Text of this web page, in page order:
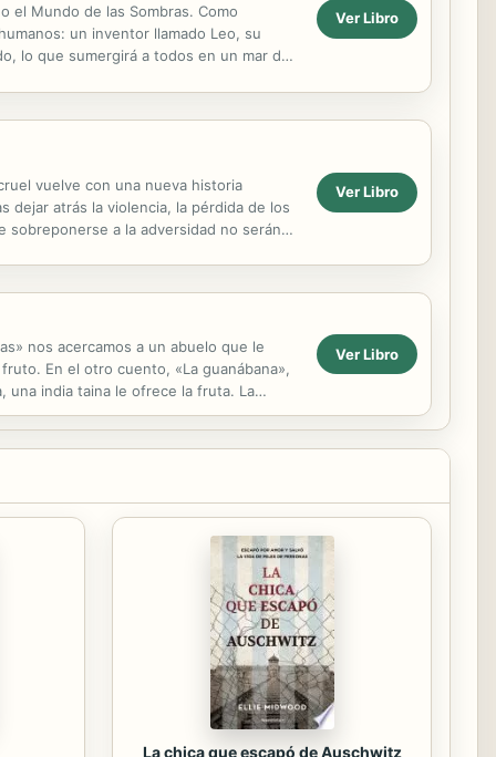
el Mundo de las Sombras. Como
un inventor llamado Leo, su
lo que sumergirá a todos en un mar de
Ver Libro
vuelve con una nueva historia
dejar atrás la violencia, la pérdida de los
sobreponerse a la adversidad no serán
Ver Libro
nos acercamos a un abuelo que le
En el otro cuento, «La guanábana»,
una india taina le ofrece la fruta. La
Ver Libro
La chica que escapó de Auschwitz